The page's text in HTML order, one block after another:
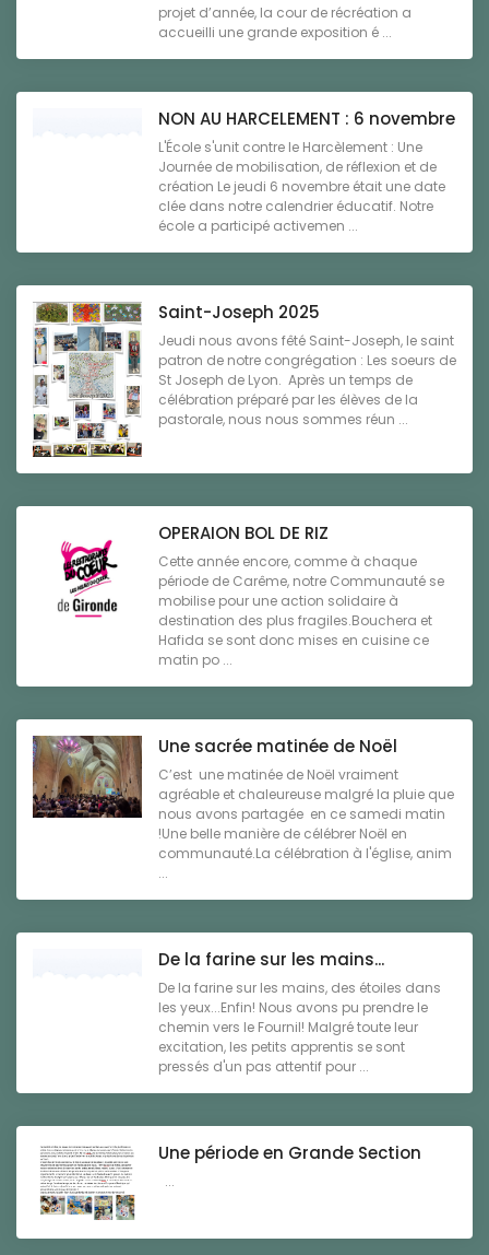
projet d’année, la cour de récréation a
accueilli une grande exposition é ...
NON AU HARCELEMENT : 6 novembre
L'École s'unit contre le Harcèlement : Une
Journée de mobilisation, de réflexion et de
création Le jeudi 6 novembre était une date
clée dans notre calendrier éducatif. Notre
école a participé activemen ...
Saint-Joseph 2025
Jeudi nous avons fêté Saint-Joseph, le saint
patron de notre congrégation : Les soeurs de
St Joseph de Lyon. Après un temps de
célébration préparé par les élèves de la
pastorale, nous nous sommes réun ...
OPERAION BOL DE RIZ
Cette année encore, comme à chaque
période de Carême, notre Communauté se
mobilise pour une action solidaire à
destination des plus fragiles.Bouchera et
Hafida se sont donc mises en cuisine ce
matin po ...
Une sacrée matinée de Noël
C’est une matinée de Noël vraiment
agréable et chaleureuse malgré la pluie que
nous avons partagée en ce samedi matin
!Une belle manière de célébrer Noël en
communauté.La célébration à l'église, anim
...
De la farine sur les mains...
De la farine sur les mains, des étoiles dans
les yeux...Enfin! Nous avons pu prendre le
chemin vers le Fournil! Malgré toute leur
excitation, les petits apprentis se sont
pressés d'un pas attentif pour ...
Une période en Grande Section
...